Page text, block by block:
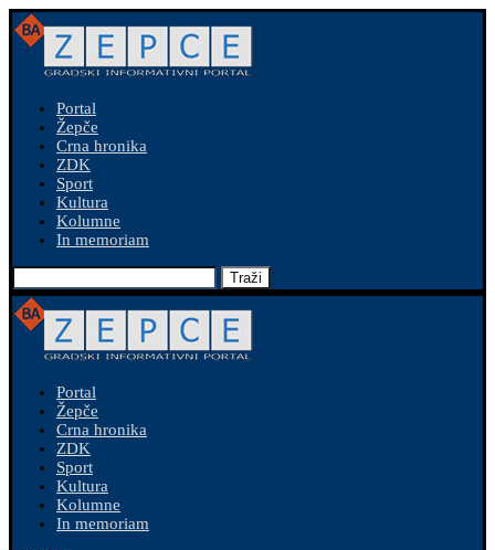
Portal
Žepče
Crna hronika
ZDK
Sport
Kultura
Kolumne
In memoriam
Traži
Portal
Žepče
Crna hronika
ZDK
Sport
Kultura
Kolumne
In memoriam